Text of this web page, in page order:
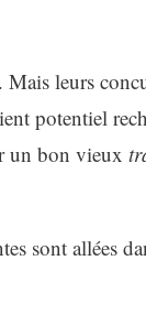
leurs
potentiel
un bon vieux
sont allées